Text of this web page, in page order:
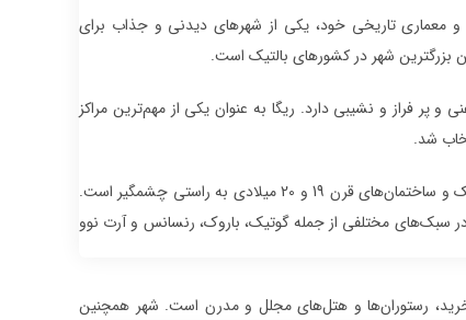
و معماری تاریخی خود، یکی از شهرهای دیدنی و جذاب برای
که در سال 1201 تأسیس شده است، تاریخ غنی و پر فراز و نشیبی دارد. ریگا به عنوان یکی از مهم‌ترین مراکز
مرکز تاریخی شهر ریگا (Riga Old Town) یکی از مکان‌های دیدنی شهر است که با خیابان‌های باریک و ساختمان‌های قرن 19 و 20 میلادی به راستی چشمگیر است.
در سبک‌های مختلفی از جمله گوتیک، باروک، رنسانس و آرت نوو
خرید، رستوران‌ها و هتل‌های مجلل و مدرن است. شهر همچنین